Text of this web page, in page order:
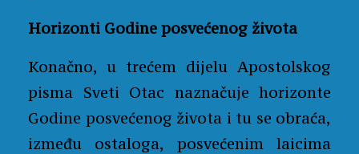
Horizonti Godine posvećenog života
Konačno, u trećem dijelu Apostolskog
pisma Sveti Otac naznačuje horizonte
Godine posvećenog života i tu se obraća,
između ostaloga, posvećenim laicima